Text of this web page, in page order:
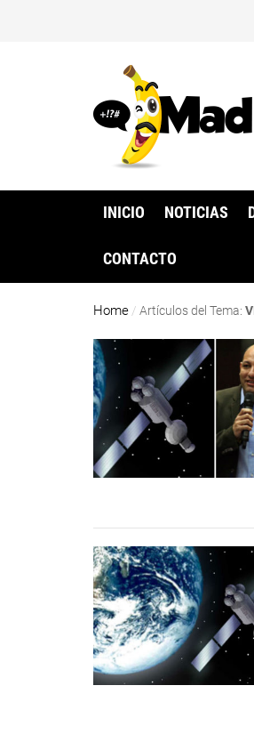
INICIO NOTICIAS
CONTACTO
Home /Artículos del Tema: